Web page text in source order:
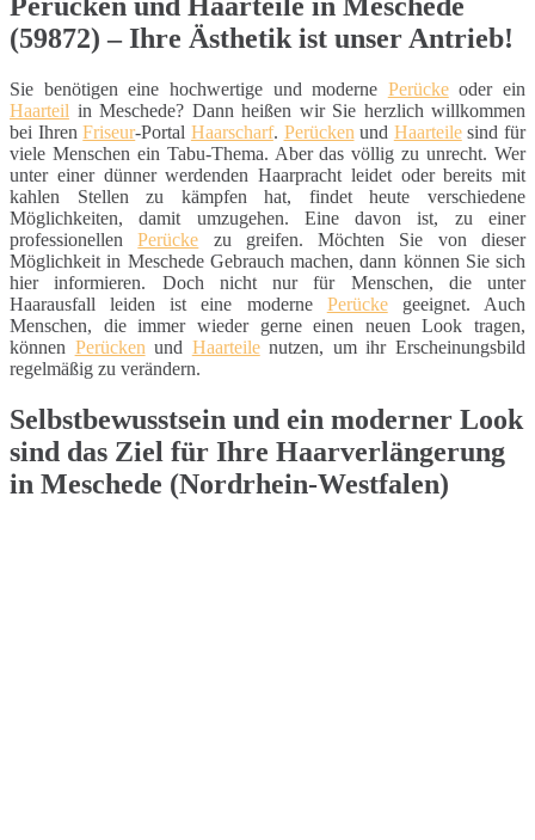
(59872) – Ihre Ästhetik ist unser Antrieb!
Sie benötigen eine hochwertige und moderne Perückeoder ein
Haarteil in Meschede? Dann heißen wir Sie herzlich willkommen
bei IhrenFriseur-Portal Haarscharf. Perücken und Haarteilesind für
viele Menschen ein Tabu-Thema. Aber das völlig zu unrecht. Wer
unter einer dünner werdenden Haarpracht leidet oder bereits mit
kahlen Stellen zu kämpfen hat, findet heute verschiedene
Möglichkeiten, damit umzugehen. Eine davon ist, zu einer
professionellenPerücke zu greifen. Möchten Sie von dieser
Möglichkeit in Meschede Gebrauch machen, dann können Sie sich
hier informieren. Doch nicht nur für Menschen, die unter
Haarausfall leiden ist eine moderne Perückegeeignet. Auch
Menschen, die immer wieder gerne einen neuen Look tragen,
können Perücken und Haarteilenutzen, um ihr Erscheinungsbild
regelmäßig zu verändern.
Selbstbewusstsein und ein moderner Look
sind das Ziel für Ihre Haarverlängerung
in Meschede (Nordrhein-Westfalen)